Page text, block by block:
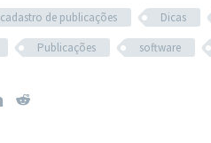
cadastro de publicações Dicas
Publicações software